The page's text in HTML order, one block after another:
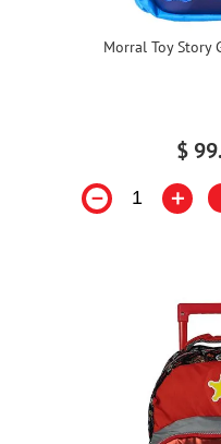
Morral Toy Story
$ 99.
－ ＋